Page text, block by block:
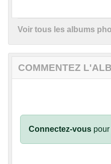
Voir tous les albums
COMMENTEZ
Connectez-vous